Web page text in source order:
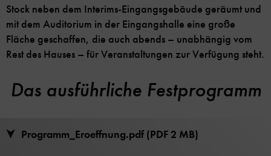
Stock neben dem Interims-Eingangsgebäude geräumt und
mit dem Auditorium in der Eingangshalle eine große
Fläche geschaffen, die auch abends – unabhängig vom
Rest des Hauses – für Veranstaltungen zur Verfügung steht.
Das ausführliche Festprogramm
Programm_Eroeffnung.pdf (PDF 2 MB)